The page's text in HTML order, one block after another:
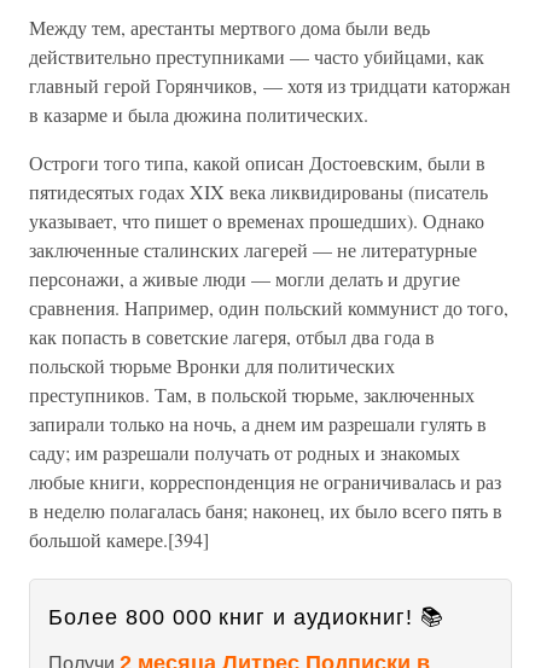
Между тем, арестанты мертвого дома были ведь
действительно преступниками — часто убийцами, как
главный герой Горянчиков, — хотя из тридцати каторжан
в казарме и была дюжина политических.
Остроги того типа, какой описан Достоевским, были в
пятидесятых годах XIX века ликвидированы (писатель
указывает, что пишет о временах прошедших). Однако
заключенные сталинских лагерей — не литературные
персонажи, а живые люди — могли делать и другие
сравнения. Например, один польский коммунист до того,
как попасть в советские лагеря, отбыл два года в
польской тюрьме Вронки для политических
преступников. Там, в польской тюрьме, заключенных
запирали только на ночь, а днем им разрешали гулять в
саду; им разрешали получать от родных и знакомых
любые книги, корреспонденция не ограничивалась и раз
в неделю полагалась баня; наконец, их было всего пять в
большой камере.[394]
Более 800 000 книг и аудиокниг! 📚
Получи 2 месяца Литрес Подписки в